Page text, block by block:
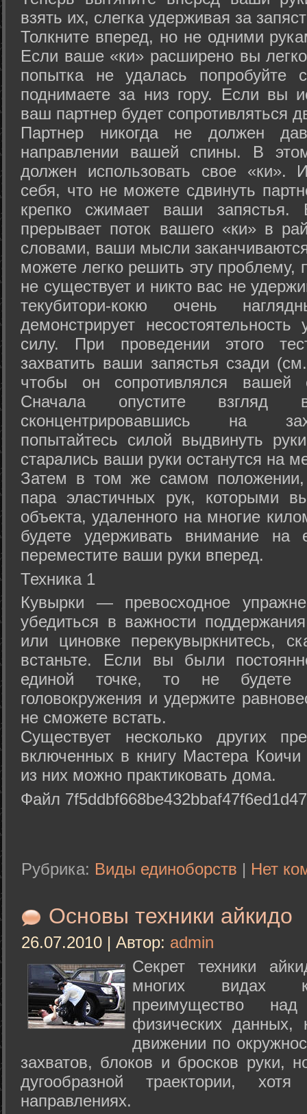
взять их, слегка удерживая за
Толкните вперед, но не одними
Если ваше «ки» расширено вы
попытка не удалась попробуйте
поднимаете за низ гору. Если вы
ваш партнер будет сопротивляться
Партнер никогда не должен
направлении вашей спины. В
должен использовать свое «ки».
себя, что не можете сдвинуть
крепко сжимает ваши запястья.
прерывает поток вашего «ки» в
словами, ваши мысли
можете легко решить эту проблему,
не существует и никто вас не
текубитори-кокю очень
демонстрирует
силу. При проведении этого
захватить ваши запястья сзади
чтобы он сопротивлялся вашей
Сначала опустите
сконцентрировавшись на
попытайтесь силой выдвинуть
старались ваши руки останутся на
Затем в том же самом положении,
пара эластичных рук, которыми
объекта, удаленного на многие
будете удерживать внимание на
переместите ваши руки вперед.
Техника 1
Кувырки — превосходное
убедиться в важности
или циновке перекувыркнитесь,
встаньте. Если вы были
единой точке, то не будете
головокружения и удержите
не сможете встать.
Существует несколько других
включенных в книгу Мастера
из них можно практиковать дома.
Файл
Рубрика: Виды единоборств | Нет
Основы техники айкидо
26.07.2010 | Автор: admin
Секрет техники
многих видах
преимущество
физических данных,
движении по
захватов, блоков и бросков руки,
дугообразной траектории,
направлениях.